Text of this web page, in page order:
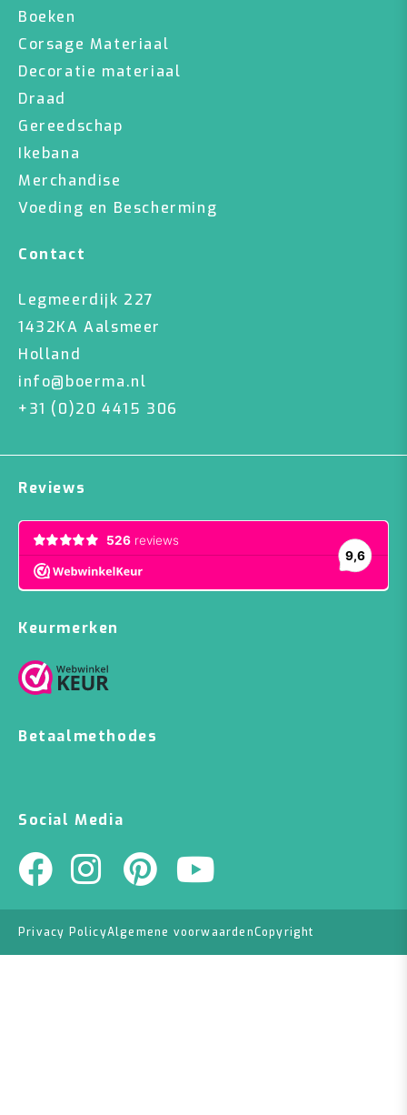
Boeken
Corsage Materiaal
Decoratie materiaal
Draad
Gereedschap
Ikebana
Merchandise
Voeding en Bescherming
Contact
Legmeerdijk 227
1432KA Aalsmeer
Holland
info@boerma.nl
+31 (0)20 4415 306
Reviews
Keurmerken
Betaalmethodes
Social Media
Privacy PolicyAlgemene voorwaardenCopyright